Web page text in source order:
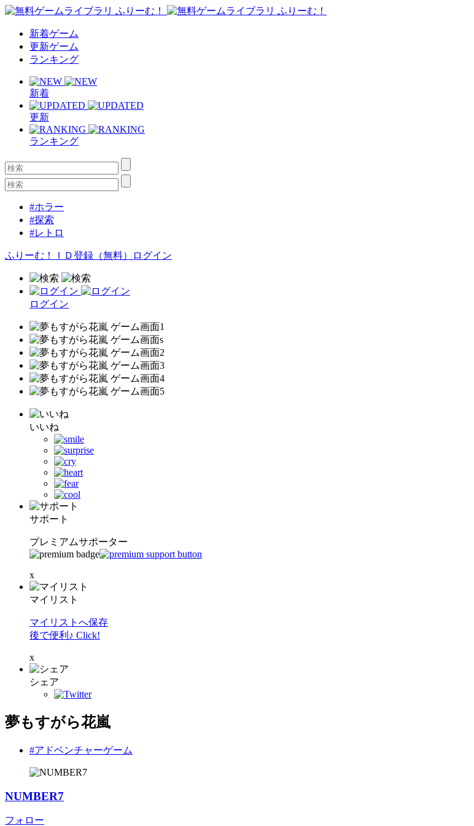
新着ゲーム
更新ゲーム
ランキング
新着
更新
ランキング
#ホラー
#探索
#レトロ
ふりーむ！ＩＤ登録（無料） ログイン
ログイン
いいね
サポート
プレミアムサポーター
x
マイリスト
マイリストへ保存
後で便利♪ Click!
x
シェア
夢もすがら花嵐
#アドベンチャーゲーム
NUMBER7
フォロー